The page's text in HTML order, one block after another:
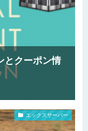
とクーポン情
エックスサーバー